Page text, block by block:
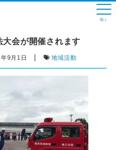
会が開催されます
9月1日 | 地域活動